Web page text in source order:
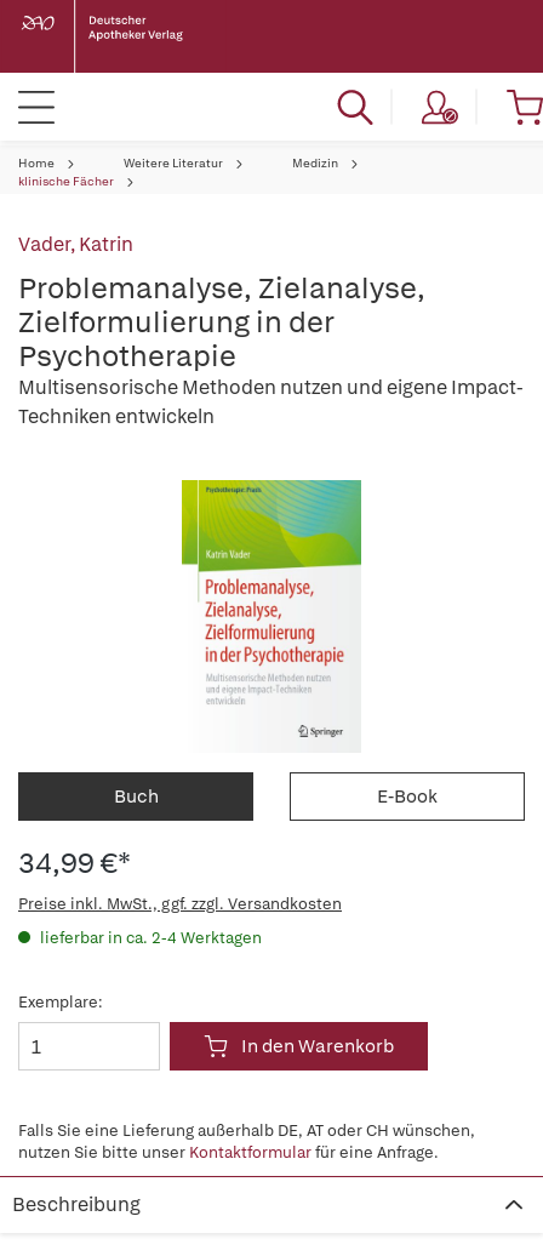
Home Weitere Literatur
Medizin
klinische Fächer
Vader, Katrin
Problemanalyse, Zielanalyse,
Zielformulierung in der
Psychotherapie
Multisensorische Methoden nutzen und eigene Impact-
Techniken entwickeln
Buch E-Book
34,99 €*
Preise inkl. MwSt., ggf. zzgl. Versandkosten
lieferbar in ca. 2-4 Werktagen
Exemplare:
In den Warenkorb
Falls Sie eine Lieferung außerhalb DE, AT oder CH wünschen,
nutzen Sie bitte unser Kontaktformularfür eine Anfrage.
Beschreibung